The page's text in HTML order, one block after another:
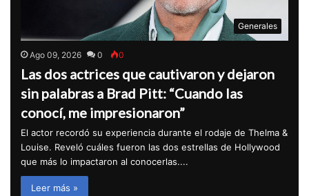
Generales
Ago 09, 2026 0 0
Las dos actrices que cautivaron y dejaron
sin palabras a Brad Pitt: “Cuando las
conocí, me impresionaron”
El actor recordó su experiencia durante el rodaje de Thelma &
Louise. Reveló cuáles fueron las dos estrellas de Hollywood
que más lo impactaron al conocerlas....
Leer más »